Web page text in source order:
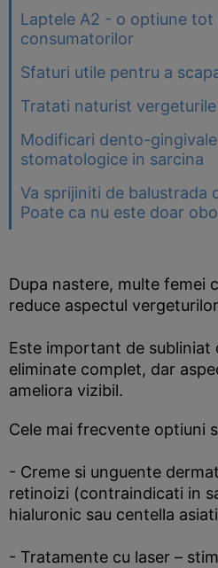
Laptele A2 - o optiune
consumatorilor
Sfaturi utile pentru a
Tratati naturist vergeturile
Modificari dento-
stomatologice in sarcina
Va sprijiniti de balustrada
Poate ca nu este doar
Dupa nastere, multe femei
reduce aspectul
Este important de subliniat
eliminate complet, dar
ameliora vizibil.
Cele mai frecvente optiuni
- Creme si unguente
retinoizi (contraindicati in
hialuronic sau centella
- Tratamente cu laser –